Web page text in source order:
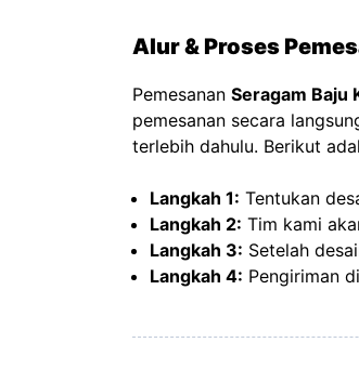
Alur & Proses
Pemesanan Seragam Baju
pemesanan secara
terlebih dahulu. Berikut
Langkah 1: Tentukan
Langkah 2: Tim kami
Langkah 3: Setelah
Langkah 4: Pengiriman